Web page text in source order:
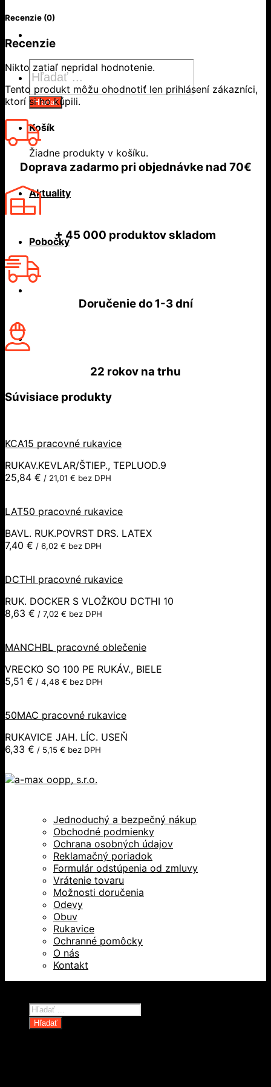
Products
search
Hľadať
Košík
Žiadne produkty v košíku.
Aktuality
Pobočky
Recenzie (0)
Recenzie
Nikto zatiaľ nepridal hodnotenie.
Tento produkt môžu ohodnotiť len prihlásení zákazníci,
ktorí si ho kúpili.
Doprava zadarmo pri objednávke nad 70€
+ 45 000 produktov skladom
Doručenie do1-3 dní
22 rokov na trhu
Súvisiace produkty
KCA15 pracovné rukavice
RUKAV.KEVLAR/ŠTIEP., TEPLUOD.9
25,84 € / 21,01 € bez DPH
LAT50 pracovné rukavice
BAVL. RUK.POVRST DRS. LATEX
7,40 € / 6,02 € bez DPH
DCTHI pracovné rukavice
RUK. DOCKER S VLOŽKOU DCTHI 10
8,63 € / 7,02 € bez DPH
MANCHBL pracovné oblečenie
VRECKO SO 100 PE RUKÁV., BIELE
5,51 € / 4,48 € bez DPH
50MAC pracovné rukavice
RUKAVICE JAH. LÍC. USEŇ
6,33 € / 5,15 € bez DPH
Jednoduchý a bezpečný nákup
Obchodné podmienky
Ochrana osobných údajov
Reklamačný poriadok
Formulár odstúpenia od zmluvy
Vrátenie tovaru
Možnosti doručenia
Odevy
Obuv
Rukavice
Ochranné pomôcky
O nás
Kontakt
Products
search
Hľadať